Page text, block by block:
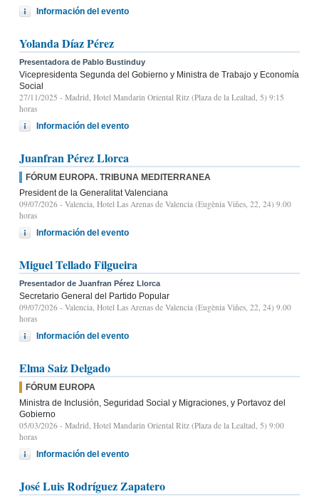
Información del evento
Yolanda Díaz Pérez
Presentadora de Pablo Bustinduy
Vicepresidenta Segunda del Gobierno y Ministra de Trabajo y Economía
Social
27/11/2025 - Madrid, Hotel Mandarin Oriental Ritz (Plaza de la Lealtad, 5) 9:15
horas
Información del evento
Juanfran Pérez Llorca
FÓRUM EUROPA. TRIBUNA MEDITERRANEA
President de la Generalitat Valenciana
09/07/2026 - Valencia, Hotel Las Arenas de Valencia (Eugènia Viñes, 22, 24) 9.00
horas
Información del evento
Miguel Tellado Filgueira
Presentador de Juanfran Pérez Llorca
Secretario General del Partido Popular
09/07/2026 - Valencia, Hotel Las Arenas de Valencia (Eugènia Viñes, 22, 24) 9.00
horas
Información del evento
Elma Saiz Delgado
FÓRUM EUROPA
Ministra de Inclusión, Seguridad Social y Migraciones, y Portavoz del
Gobierno
05/03/2026 - Madrid, Hotel Mandarin Oriental Ritz (Plaza de la Lealtad, 5) 9:00
horas
Información del evento
José Luis Rodríguez Zapatero